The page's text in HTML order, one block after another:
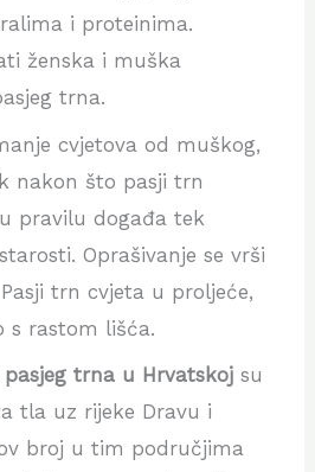
i proteinima.
ženska i muška
trna.
cvjetova od muškog,
nakon što pasji trn
pravilu događa tek
Oprašivanje se vrši
trn cvjeta u proljeće,
s rastom lišća.
trna u Hrvatskojsu
tla uz rijeke Dravu i
broj u tim područjima